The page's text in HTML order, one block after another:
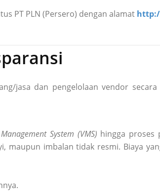
PT PLN (Persero) dengan alamat
jasa dan pengelolaan vendor
System (VMS) hingga proses
imbalan tidak resmi. Biaya